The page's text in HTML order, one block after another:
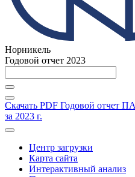
Норникель
Годовой отчет 2023
Скачать PDF Годовой отчет
за 2023 г.
Центр загрузки
Карта сайта
Интерактивный анализ